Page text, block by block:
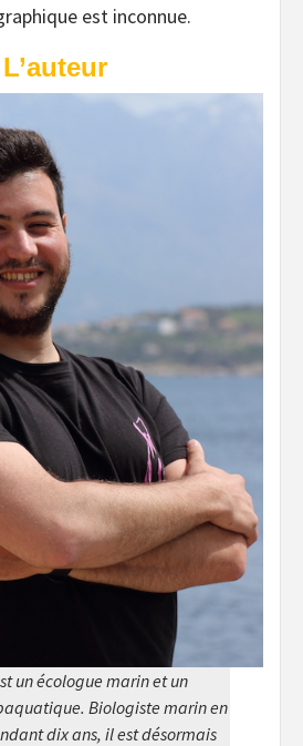
est inconnue.
L’auteur
un écologue marin et un
Biologiste marin en
dix ans, il est désormais